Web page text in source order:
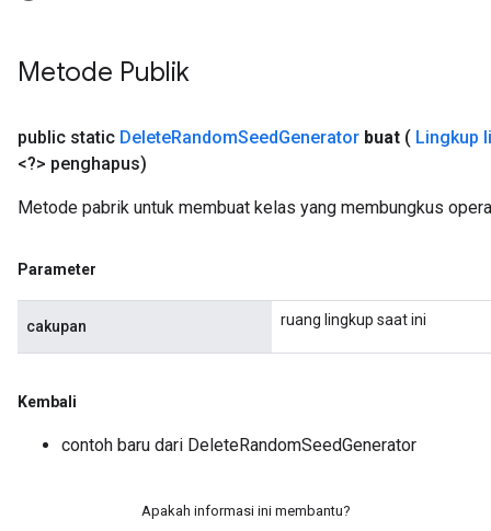
Metode Publik
public static DeleteRandomSeedGenerator buat ( Lingkup
<?> penghapus)
Metode pabrik untuk membuat kelas yang membungkus
Parameter
cakupan ruang lingkup saat ini
Kembali
contoh baru dari DeleteRandomSeedGenerator
Apakah informasi ini membantu?